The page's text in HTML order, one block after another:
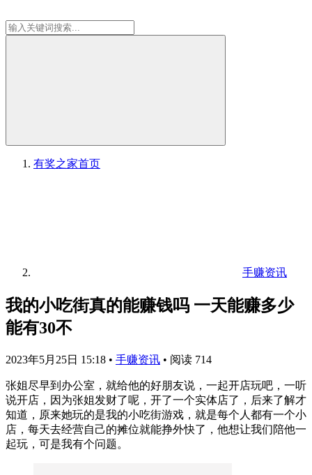
有奖之家首页
手赚资讯
我的小吃街真的能赚钱吗 一天能赚多少
能有30不
2023年5月25日 15:18 • 手赚资讯 • 阅读 714
张姐尽早到办公室，就给他的好朋友说，一起开店玩吧，一听
说开店，因为张姐发财了呢，开了一个实体店了，后来了解才
知道，原来她玩的是我的小吃街游戏，就是每个人都有一个小
店，每天去经营自己的摊位就能挣外快了，他想让我们陪他一
起玩，可是我有个问题。